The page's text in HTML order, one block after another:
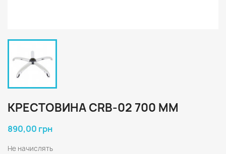
КРЕСТОВИНА CRB-02 700 ММ
890,00 грн
Не начислять